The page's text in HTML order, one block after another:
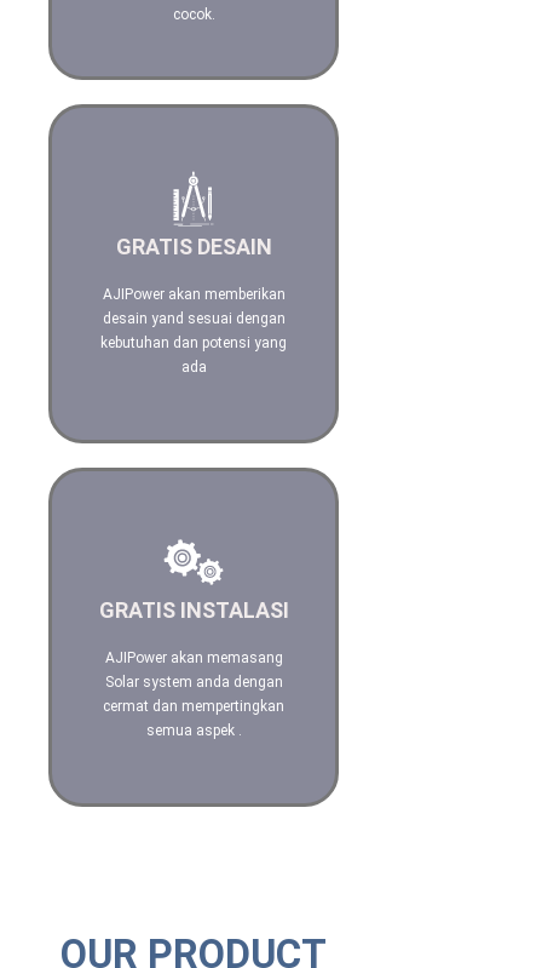
cocok.
GRATIS DESAIN
AJIPower akan memberikan
desain yand sesuai dengan
kebutuhan dan potensi yang
ada
Dengan Software, Teknologi
yang terbaru dan canggih
kami akan berikan ilustrasi
Hubungi kami
GRATIS INSTALASI
AJIPower akan memasang
Solar system anda dengan
cermat dan mempertingkan
semua aspek .
Kami akan
mempertimbangkan segala
aspek dalam menginstalasi
Hubungi kami
OUR PRODUCT